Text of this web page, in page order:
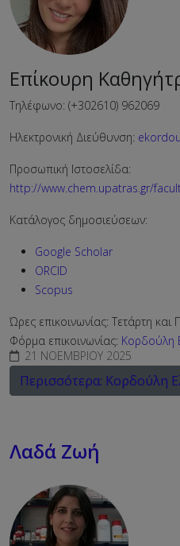
Επίκουρη
Τηλέφωνο: (+302610) 962069
Ηλεκτρονική Διεύθυνση:
Προσωπική Ιστοσελίδα:
http://www.chem.upatras.gr/
Κατάλογος δημοσιεύσεων:
Google Scholar
ORCID
Scopus
Ώρες επικοινωνίας: Τετάρτη
Φόρμα επικοινωνίας: Κορδούλη
21 ΝΟΕΜΒΡΊΟΥ 2025
Περισσότερα: Κορδούλη
Λαδά Ζωή